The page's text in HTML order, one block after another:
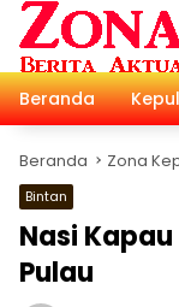
Langsung
konten
Beranda
Beranda Zona
Bintan
Nasi
Pulau